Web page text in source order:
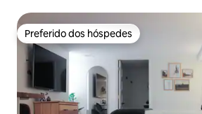
Preferido dos hóspedes
Preferido dos hóspedes